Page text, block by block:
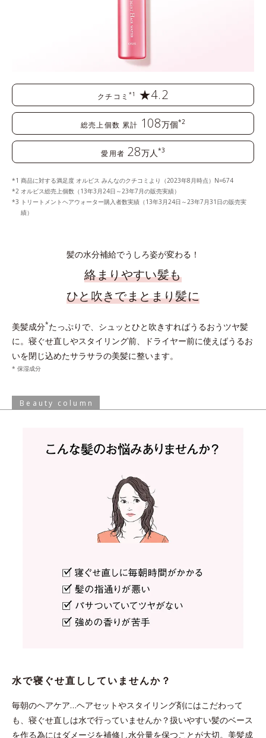
クチコミ*1 ★4.2
総売上個数 累計 108万個*2
愛用者 28万人 *3
商品に対する満足度 オルビス みんなのクチコミより（2023年8月時点）N=674
オルビス総売上個数（13年3月24日～23年7月の販売実績）
トリートメントヘアウォーター購入者数実績（13年3月24日～23年7月31日の販売実
績）
髪の水分補給でうしろ姿が変わる！
絡まりやすい髪も
ひと吹きでまとまり髪に
美髪成分*たっぷりで、シュッとひと吹きすればうるおうツヤ髪
に。寝ぐせ直しやスタイリング前、ドライヤー前に使えばうるお
いを閉じ込めたサラサラの美髪に整います。
* 保湿成分
Beauty column
水で寝ぐせ直ししていませんか？
毎朝のヘアケア…ヘアセットやスタイリング剤にはこだわって
も、寝ぐせ直しは水で行っていませんか？扱いやすい髪のベース
を作る為にはダメージを補修し水分量を保つことが大切。美髪成